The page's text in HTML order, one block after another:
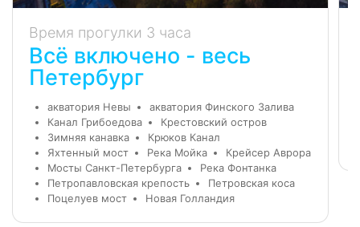
Время прогулки 3 часа
Всё включено - весь
Петербург
акватория Невы
акватория Финского Залива
Канал Грибоедова
Крестовский остров
Зимняя канавка
Крюков Канал
Яхтенный мост
Река Мойка
Крейсер Аврора
Мосты Санкт-Петербурга
Река Фонтанка
Петропавловская крепость
Петровская коса
Поцелуев мост
Новая Голландия